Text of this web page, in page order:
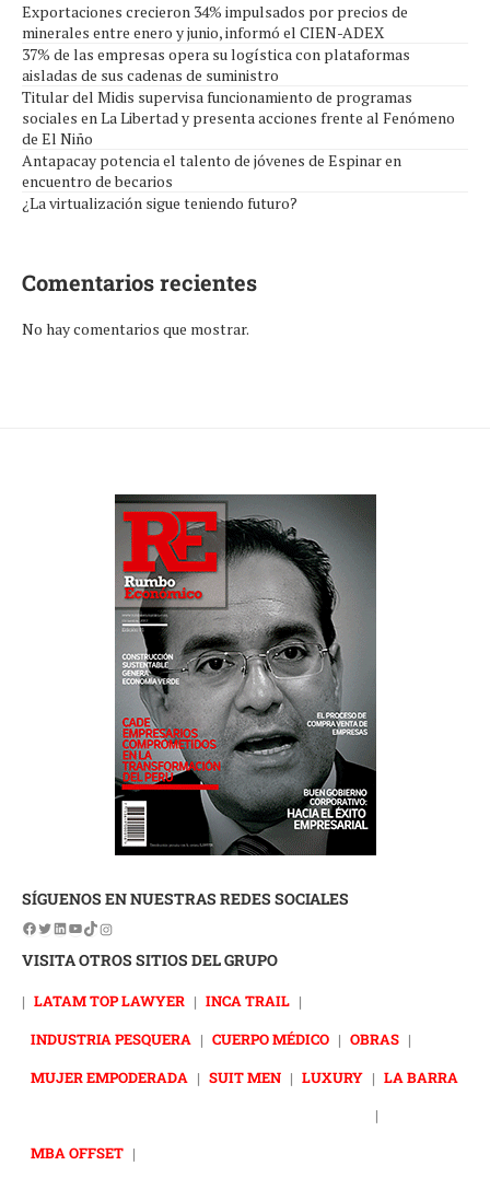
Exportaciones crecieron 34% impulsados por precios de
minerales entre enero y junio, informó el CIEN-ADEX
37% de las empresas opera su logística con plataformas
aisladas de sus cadenas de suministro
Titular del Midis supervisa funcionamiento de programas
sociales en La Libertad y presenta acciones frente al Fenómeno
de El Niño
Antapacay potencia el talento de jóvenes de Espinar en
encuentro de becarios
¿La virtualización sigue teniendo futuro?
Comentarios recientes
No hay comentarios que mostrar.
SÍGUENOS EN NUESTRAS REDES SOCIALES
VISITA OTROS SITIOS DEL GRUPO
| LATAM TOP LAWYER | INCA TRAIL |
INDUSTRIA PESQUERA | CUERPO MÉDICO | OBRAS |
MUJER EMPODERADA | SUIT MEN | LUXURY | LA BARRA
|
MBA OFFSET |